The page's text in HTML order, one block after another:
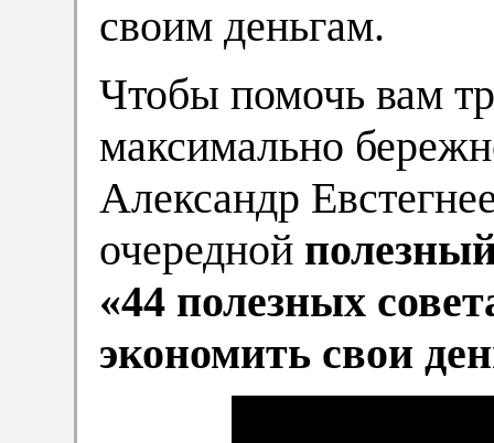
своим деньгам.
Чтобы помочь вам
максимально
Александр
очередной
«44 полезных
экономить свои